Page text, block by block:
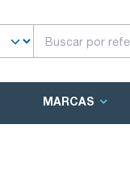
MARCAS